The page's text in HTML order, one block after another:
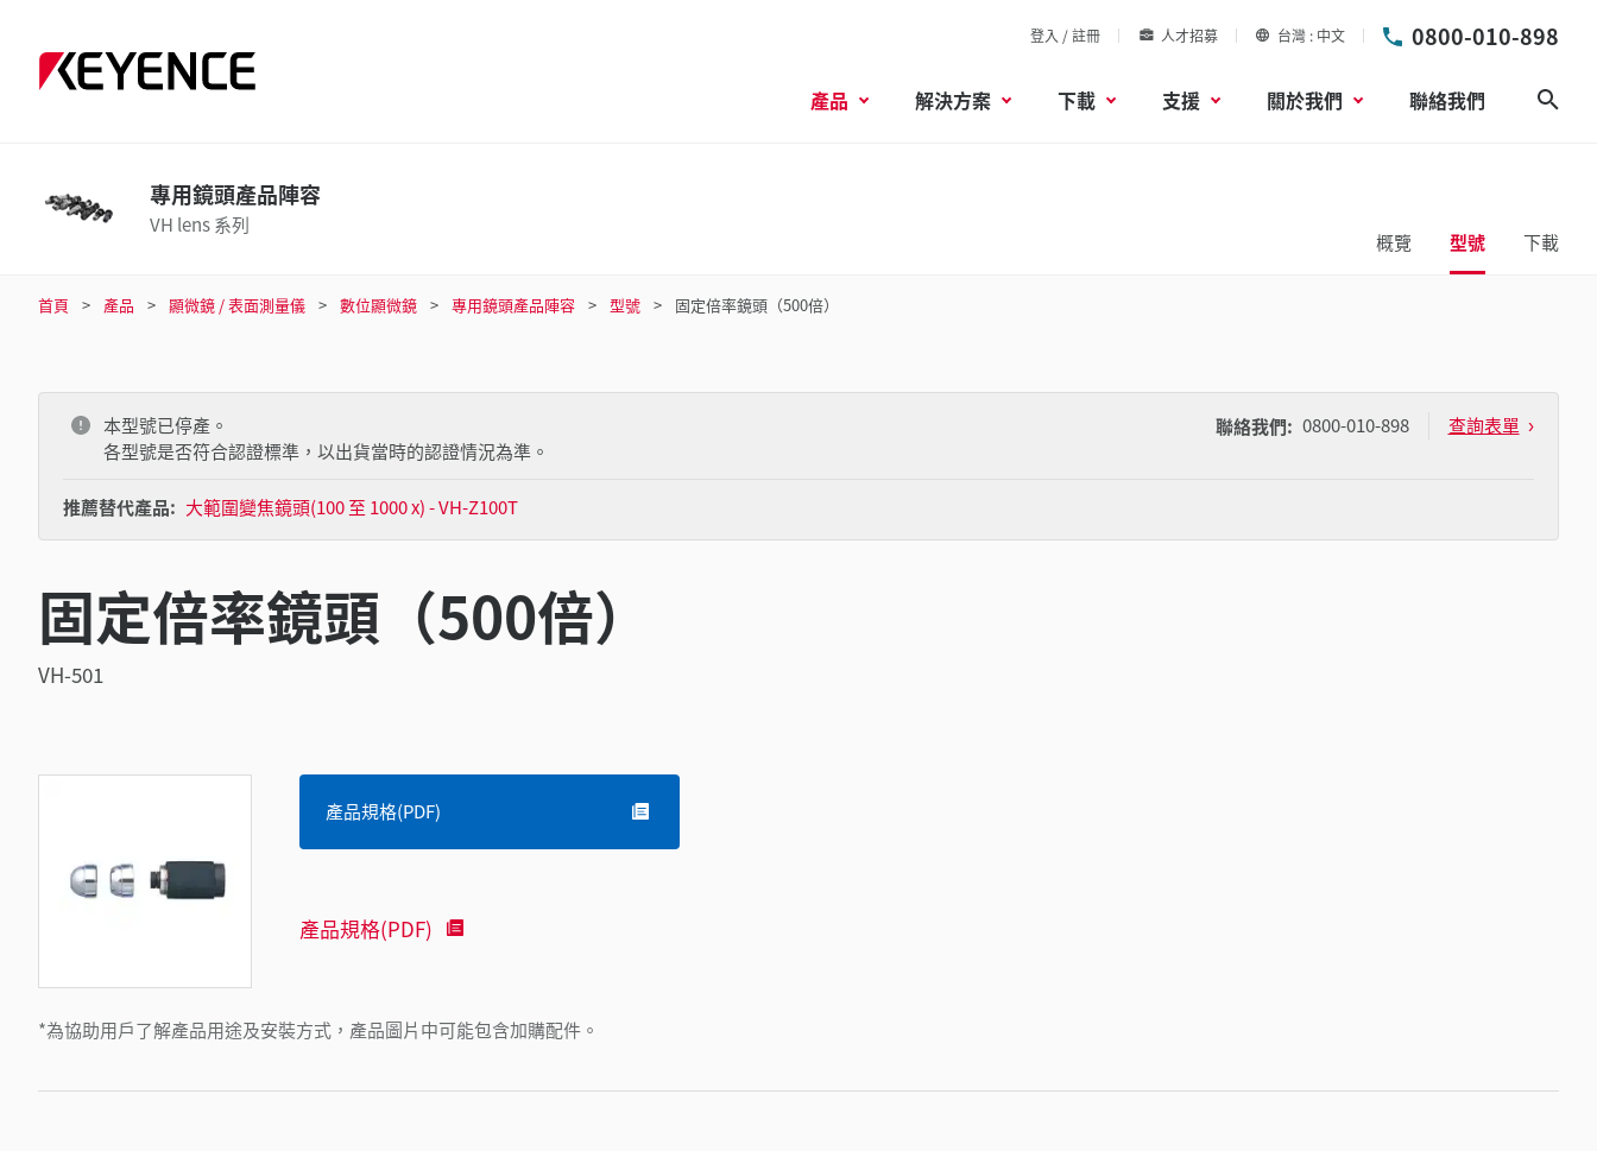
登入 / 註冊 人才招募 台灣 中文 0800-010-898
產品 解決方案 下載 支援 關於我們 聯絡我們
專用鏡頭產品陣容
VH lens 系列
概覽 型號 下載
首頁 產品 顯微鏡 / 表面測量儀 數位顯微鏡 專用鏡頭產品陣容 型號 固定倍率鏡頭（500倍）
本型號已停產。
各型號是否符合認證標準，以出貨當時的認證情況為準。
推薦替代產品: 大範圍變焦鏡頭(100 至 1000 x) - VH-Z100T
聯絡我們: 0800-010-898 查詢表單
固定倍率鏡頭（500倍）
VH-501
*為協助用戶了解產品用途及安裝方式，產品圖片中可能包含加購配件。
產品規格(PDF)
產品規格(PDF)